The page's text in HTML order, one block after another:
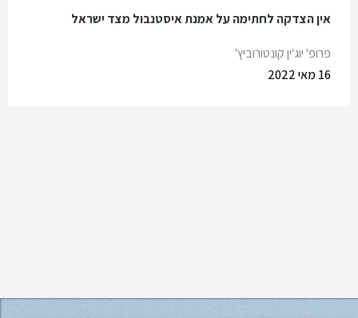
אין הצדקה לחתימה על אמנת איסטנבול מצד ישראל
פרופ' יוג'ין קונטורוביץ'
16 מאי 2022